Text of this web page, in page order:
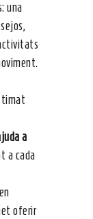
una
a
a cada
oferir